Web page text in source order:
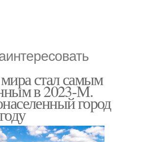
стал самым
в 2023-М.
город